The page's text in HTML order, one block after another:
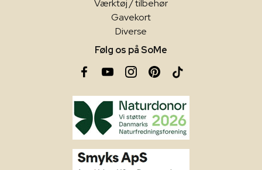
Værktøj / tilbehør
Gavekort
Diverse
Følg os på SoMe